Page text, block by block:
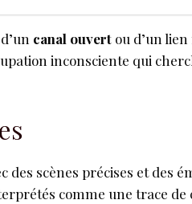
canal ouvert ou d’un
inconsciente qui
scènes précises et des
comme une trace